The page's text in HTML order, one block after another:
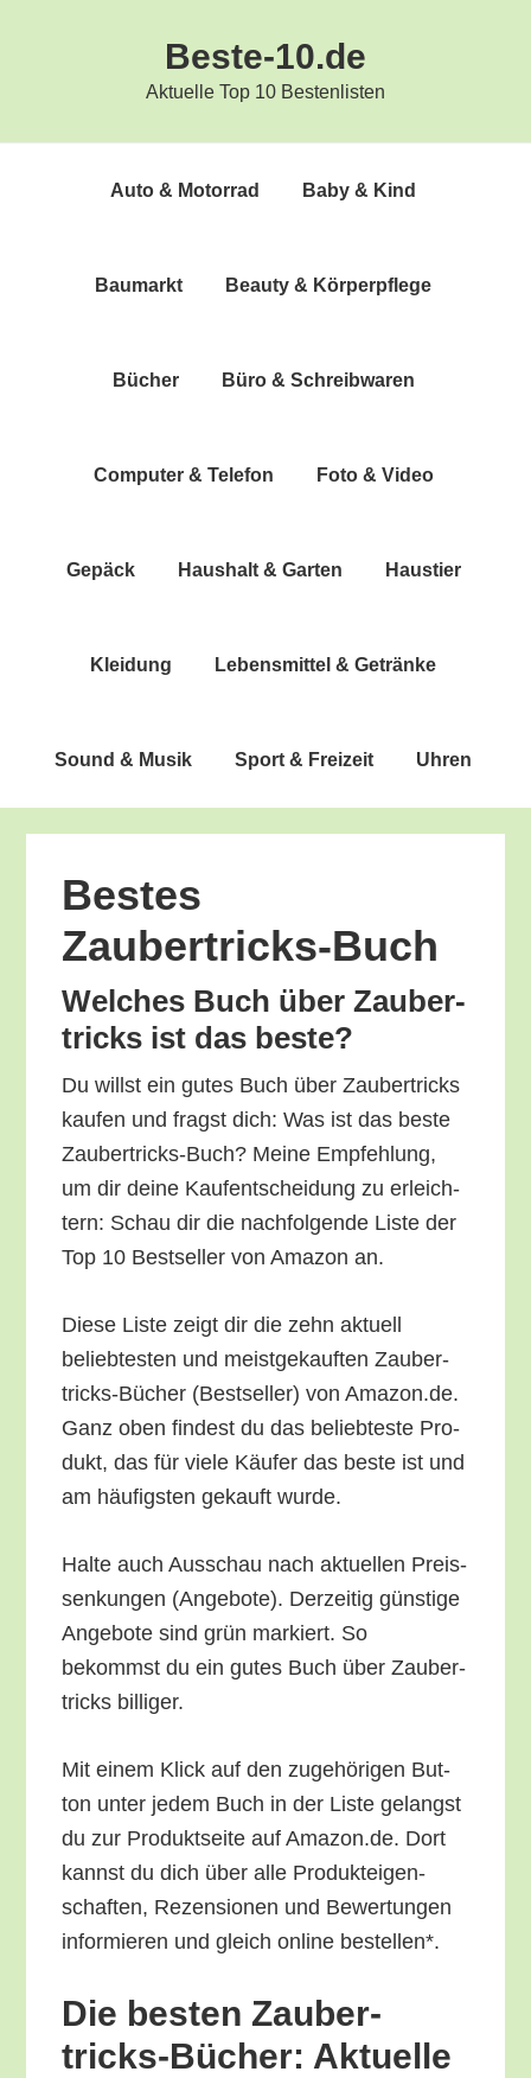
Beste-10.de
Aktuelle Top 10 Bestenlisten
Auto & Motorrad Baby & Kind
Bau­markt Beau­ty & Körperpflege
Bücher Büro & Schreibwaren
Com­pu­ter & Telefon Foto & Video
Gepäck Haus­halt & Garten Haus­tier
Klei­dung Lebens­mit­tel & Getränke
Sound & Musik Sport & Freizeit Uhren
Bes­tes
Zaubertricks-Buch
Wel­ches Buch über Zau­ber­
tricks ist das beste?
Du willst ein gutes Buch über Zau­ber­tricks
kau­fen und fragst dich: Was ist das bes­te
Zau­ber­tricks-Buch? Mei­ne Emp­feh­lung,
um dir dei­ne Kauf­ent­schei­dung zu erleich­
tern: Schau dir die nach­fol­gen­de Lis­te der
Top 10 Best­sel­ler von Ama­zon an.
Die­se Lis­te zeigt dir die zehn aktu­ell
belieb­tes­ten und meist­ge­kauf­ten Zau­ber­
tricks-Bücher (Best­sel­ler) von Amazon.de.
Ganz oben fin­dest du das belieb­tes­te Pro­
dukt, das für vie­le Käu­fer das bes­te ist und
am häu­figs­ten gekauft wurde.
Hal­te auch Aus­schau nach aktu­el­len Preis­
sen­kun­gen (Ange­bo­te). Der­zei­tig güns­ti­ge
Ange­bo­te sind grün mar­kiert. So
bekommst du ein gutes Buch über Zau­ber­
tricks billiger.
Mit einem Klick auf den zuge­hö­ri­gen But­
ton unter jedem Buch in der Lis­te gelangst
du zur Pro­dukt­sei­te auf Amazon.de. Dort
kannst du dich über alle Pro­duk­tei­gen­
schaf­ten, Rezen­sio­nen und Bewer­tun­gen
infor­mie­ren und gleich online bestellen*.
Die bes­ten Zau­ber­
tricks-Bücher: Aktu­el­le